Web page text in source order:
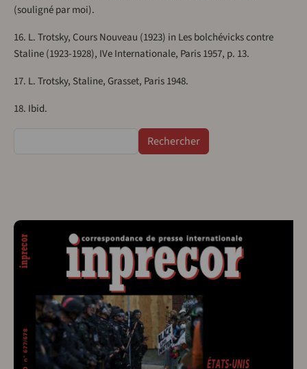
(souligné par moi).
16. L. Trotsky, Cours Nouveau (1923) in Les bolchévicks contre
Staline (1923-1928), IVe Internationale, Paris 1957, p. 13.
17. L. Trotsky, Staline, Grasset, Paris 1948.
18. Ibid.